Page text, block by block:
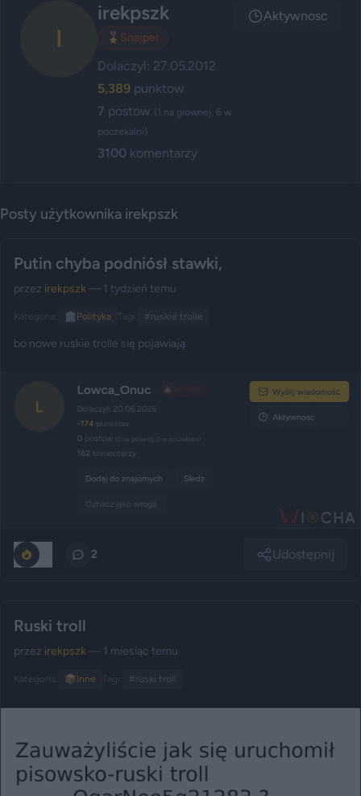
I
irekpszk
🎖️ Snajper
Dolaczyl: 27.05.2012
5,389 punktow
7 postow (1 na glownej, 6 w
poczekalni)
3100 komentarzy
Aktywnosc
Posty użytkownika irekpszk
Putin chyba podniósł stawki,
przez irekpszk— 1 tydzień temu
Kategoria: 🏛️ Polityka Tagi: #ruskie trolle
bo nowe ruskie trolle się pojawiają
2 Udostępnij
Ruski troll
przez irekpszk— 1 miesiąc temu
Kategoria: 📦 Inne Tagi: #ruski troll